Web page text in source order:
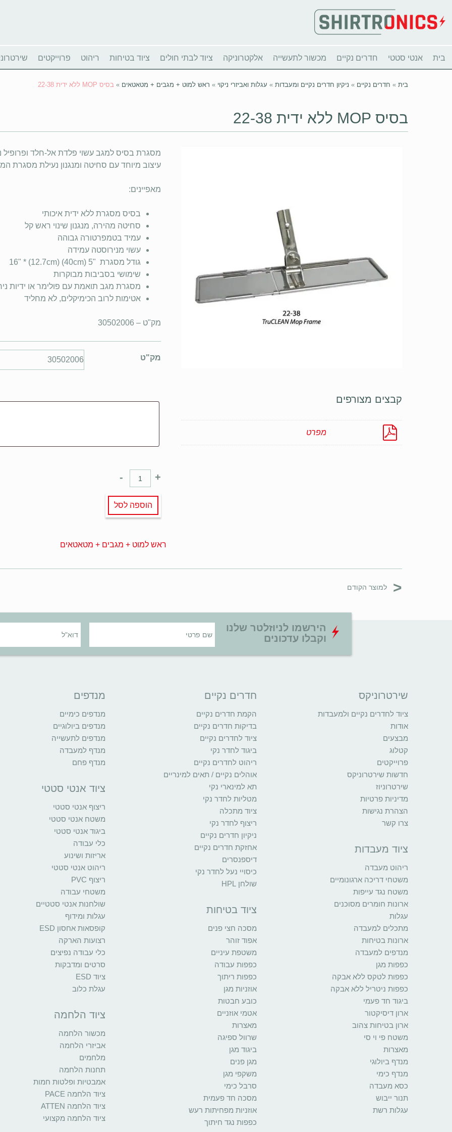
בית אנטי סטטי חדרים נקיים מכשור לתעשייה אלקטרוניקה ציוד לבתי חולים ציוד בטיחות ריהוט פרוייקטים
בית » חדרים נקיים » ניקיון חדרים נקיים ומעבדות » עגלות ואביזרי ניקוי » ראש למוט + מגבים + מטאטאים » בסיס MOP ללא ידית 22-38
בסיס MOP ללא ידית 22-38
קבצים מצורפים
מפרט
מסגרת בסיס למגב עשוי פלדת אל-חלד ופרופיל נמוך
עיצוב מיוחד עם סחיטה ומנגנון נעילת מסגרת
מאפיינים:
בסיס מסגרת ללא ידית איכותי
סחיטה מהירה, מנגנון שינוי ראש קל
עמיד בטמפרטורה גבוהה
עשוי מנירוסטה עמידה
גודל מסגרת "5 (40cm) 16" * (12.7cm)
שימושי בסביבות מבוקרות
מסגרת מגב תואמת עם פולימר או ידיות
אטימות לרוב הכימיקלים, לא מחליד
מק"ט – 30502006
מק"ט
+
-
הוספה לסל
ראש למוט + מגבים + מטאטאים
< למוצר הקודם
הירשמו לניוזלטר שלנו
וקבלו עדכונים
שירטרוניקס
ציוד לחדרים נקיים ולמעבדות
אודות
מבצעים
קטלוג
פרוייקטים
חדשות שירטרוניקס
שירטרוניוז
מדיניות פרטיות
הצהרת נגישות
צרו קשר
ציוד מעבדות
ריהוט מעבדה
משטחי דריכה ארגונומיים
משטח נגד עייפות
ארונות חומרים מסוכנים
עגלות
מתכלים למעבדה
ארונות בטיחות
מנדפים למעבדה
כפפות מגן
כפפות לטקס ללא אבקה
כפפות ניטריל ללא אבקה
ביגוד חד פעמי
ארון דיסיקטור
ארון בטיחות צהוב
משטח פי וי סי
מאצרות
מנדף ביולוגי
מנדף כימי
כסא מעבדה
תנור ייבוש
עגלות רשת
חדרים נקיים
הקמת חדרים נקיים
בדיקות חדרים נקיים
ציוד לחדרים נקיים
ביגוד לחדר נקי
ריהוט לחדרים נקיים
אוהלים נקיים / תאים למינריים
תא למינארי נקי
מטליות לחדר נקי
ציוד מתכלה
ריצוף לחדר נקי
ניקיון חדרים נקיים
אחזקת חדרים נקיים
דיספנסרים
כיסויי נעל לחדר נקי
שולחן HPL
ציוד בטיחות
מסכה חצי פנים
אפוד זוהר
משטפת עיניים
כפפות עבודה
כפפות ריתוך
אוזניות מגן
כובע חבטות
אטמי אוזניים
מאצרות
שרוול ספיגה
ביגוד מגן
מגן פנים
משקפי מגן
סרבל כימי
מסכה חד פעמית
אוזניות מפחיתות רעש
כפפות נגד חיתוך
מנדפים
מנדפים כימיים
מנדפים ביולוגיים
מנדפים לתעשייה
מנדף למעבדה
מנדף פחם
ציוד אנטי סטטי
ריצוף אנטי סטטי
משטח אנטי סטטי
ביגוד אנטי סטטי
כלי עבודה
אריזות ושינוע
ריהוט אנטי סטטי
ריצוף PVC
משטחי עבודה
שולחנות אנטי סטטיים
עגלות ומידוף
קופסאות אחסון ESD
רצועות הארקה
כלי עבודה נפיצים
סרטים ומדבקות
ציוד ESD
עגלת כלוב
ציוד הלחמה
מכשור הלחמה
אביזרי הלחמה
מלחמים
תחנות הלחמה
אמבטיות ופלטות חמות
ציוד הלחמה PACE
ציוד הלחמה ATTEN
ציוד הלחמה מקצועי